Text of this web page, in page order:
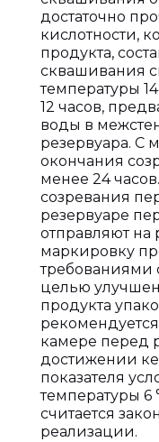
достаточно
кислотности,
продукта,
сквашивания
температуры
12 часов,
воды в
резервуара. С
окончания
менее 24
созревания
резервуаре
отправляют на
маркировку
требованиями
целью
продукта
камере перед
достижении
показателя
температуры 6
считается
реализации.